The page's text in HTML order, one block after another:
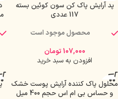
پد آرایش پاک کن سون کوئین بسته
117 عددی
محصول موجود است
107,000تومان
افزودن به سبد خرید
محلول پاک کننده آرایش پوست خشک
و حساس بی ام اس حجم 400 میل